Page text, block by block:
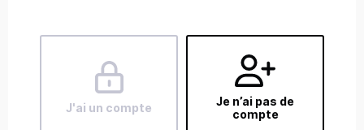
J'ai un compte
Je n’ai pas de
compte